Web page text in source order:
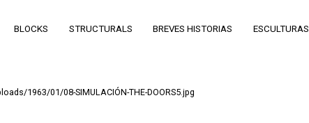
BLOCKS STRUCTURALS BREVES HISTORIAS ESCULTURAS
1963/01/08-SIMULACIÓN-THE-DOORS5.jpg